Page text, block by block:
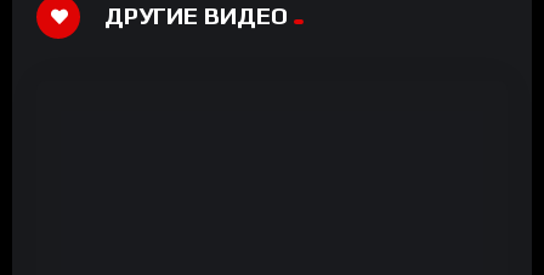
ДРУГИЕ ВИДЕО